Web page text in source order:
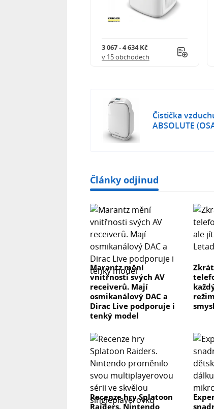
3 067 - 4 634 Kč
v 15 obchodech
Čistička
ABSOLUTE
Články odjinud
Marantz mění
vnitřnosti svých AV
receiverů. Mají
osmikanálový DAC a
Dirac Live podporuje i
tenký model
smysl
Recenze hry Splatoon
Raiders. Nintendo